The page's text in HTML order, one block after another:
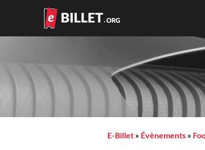
E-Billet » Évènements »